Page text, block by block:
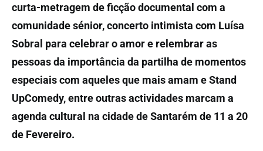
curta-metragem de ficção documental com a
comunidade sénior, concerto intimista com Luísa
Sobral para celebrar o amor e relembrar as
pessoas da importância da partilha de momentos
especiais com aqueles que mais amam e Stand
UpComedy, entre outras actividades marcam a
agenda cultural na cidade de Santarém de 11 a 20
de Fevereiro.